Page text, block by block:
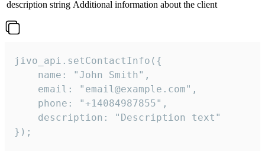
description string Additional information about the client
jivo_api.setContactInfo({
    name: "John Smith",
    email: "email@example.com",
    phone: "+14084987855",
    description: "Description text"
});